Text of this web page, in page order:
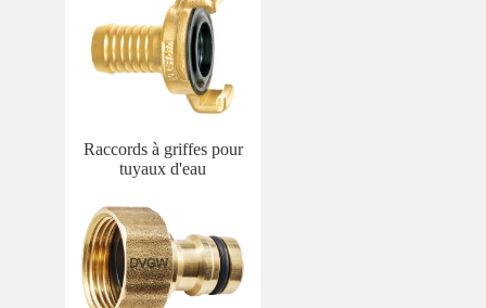
Raccords à griffes pour
tuyaux d'eau